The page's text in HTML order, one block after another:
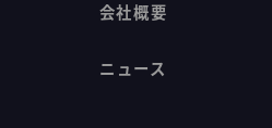
会社概要
ニュース